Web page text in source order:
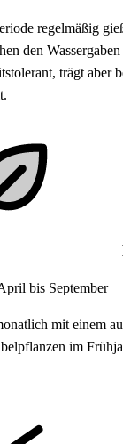
regelmäßig
den
trägt aber
bis September
mit einem
im